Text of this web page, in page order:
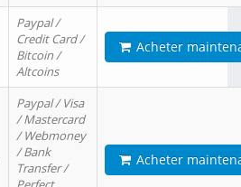
Paypal /
Credit Card /
Bitcoin /
Altcoins
Acheter
Paypal / Visa
/ Mastercard
/ Webmoney
/ Bank
Transfer /
Acheter